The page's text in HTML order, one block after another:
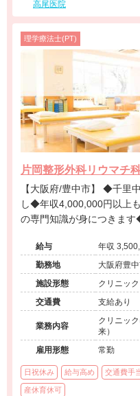
高尾医院
理学療法士(PT)
片岡整形外科リウマチ
【大阪府/豊中市】 ◆千里中央駅直結で通勤便利◆残業ほぼな
し◆年収4,000,000円以上
の専門知識が身につきま
給与
勤務地
大阪府豊
Ｏよみう
施設形態
クリニック
交通費
支給あり
業務内容
クリニッ
来）
雇用形態
常勤
日祝休み 給与高め 交通費手
産休育休可